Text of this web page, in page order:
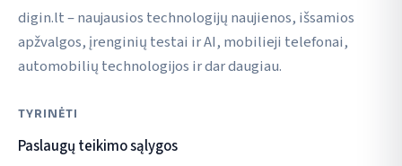
digin.lt – naujausios technologijų naujienos, išsamios
apžvalgos, įrenginių testai ir AI, mobilieji telefonai,
automobilių technologijos ir dar daugiau.
TYRINĖTI
Paslaugų teikimo sąlygos